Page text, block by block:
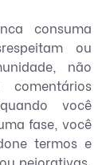
consuma
ou
não
você
fase, você
termos e